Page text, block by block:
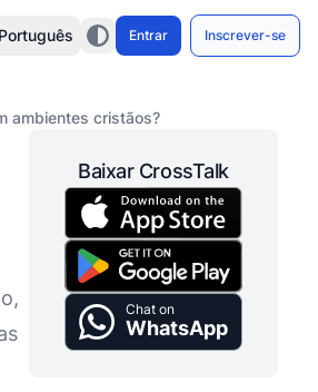
Entrar Inscrever-se
ambientes cristãos?
Baixar CrossTalk
Chat on
WhatsApp